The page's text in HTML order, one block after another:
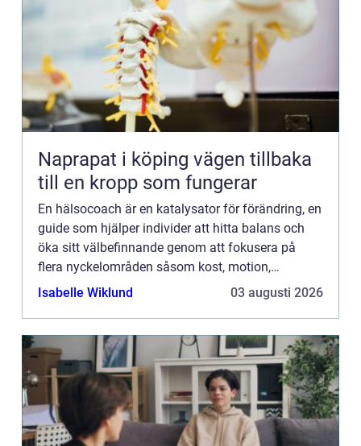
Naprapat i köping vägen tillbaka
till en kropp som fungerar
En hälsocoach är en katalysator för förändring, en
guide som hjälper individer att hitta balans och
öka sitt välbefinnande genom att fokusera på
flera nyckelområden såsom kost, motion,
stressh...
Isabelle Wiklund 03 augusti 2026